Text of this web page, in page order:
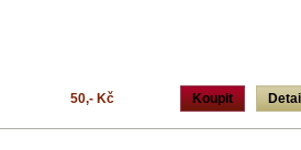
Koupit Detail
50,- Kč